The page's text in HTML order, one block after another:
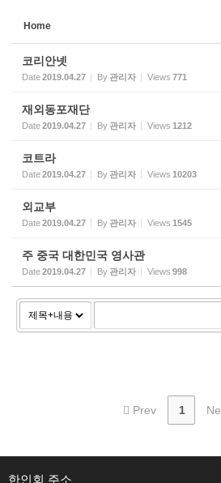
Home
코리안넷
Date2019.04.27 By 관리자 Views 771
재외동포재단
Date2019.04.27 By 관리자 Views 1212
코트라
Date2019.04.27 By 관리자 Views 10203
외교부
Date2019.04.27 By 관리자 Views 1545
주 중국 대한민국 영사관
Date2019.04.27 By 관리자 Views 998
Prev 1
한인회 주소